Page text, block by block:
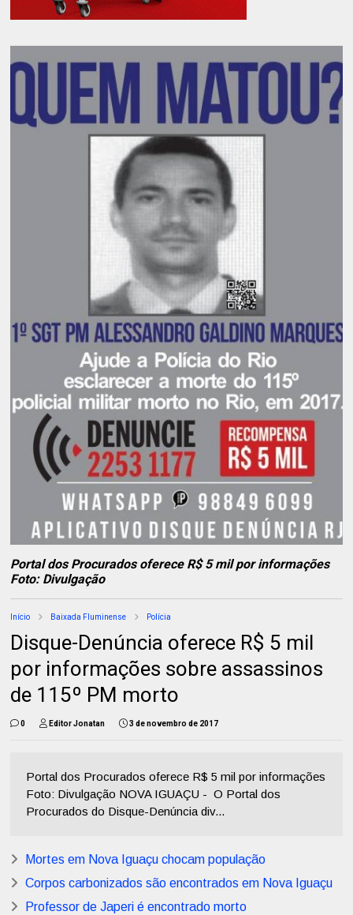
Portal dos Procurados oferece R$ 5 mil por informações
Foto: Divulgação
Início Baixada Fluminense Polícia
Disque-Denúncia oferece R$ 5 mil
por informações sobre assassinos
de 115º PM morto
0 Editor Jonatan 3 de novembro de 2017
Portal dos Procurados oferece R$ 5 mil por informações
Foto: Divulgação NOVA IGUAÇU - O Portal dos
Procurados do Disque-Denúncia div...
Mortes em Nova Iguaçu chocam população
Corpos carbonizados são encontrados em Nova Iguaçu
Professor de Japeri é encontrado morto